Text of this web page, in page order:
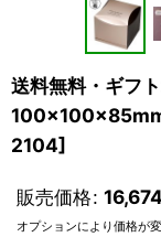
送料無料・ギフ
100×100×85mm
2104]
販売価格: 16,674
オプションにより価格が